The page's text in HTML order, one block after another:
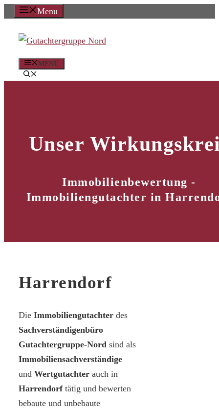
Zum
springen
Menu
MENÜ
Unser
Immobilienbewertung -
Immobiliengutachter in
Harrendorf
Die Immobiliengutachter des
Sachverständigenbüro
Gutachtergruppe-Nord sind als
Immobiliensachverständige
und Wertgutachter auch in
Harrendorftätig und bewerten
bebaute und unbebaute